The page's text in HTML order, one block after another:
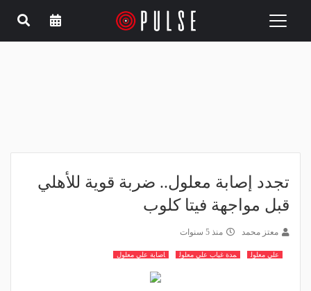
Toggle
تجدد إصابة معلول.. ضربة قوية للأهلي
قبل مواجهة فيتا كلوب
معتز محمد منذ 5 سنوات
علي معلول مدة غياب علي معلول اصابة علي معلول